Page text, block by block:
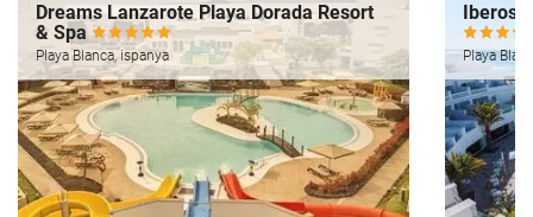
Dreams Lanzarote Playa Dorada Resort
& Spa
Playa Blanca, ispanya Playa